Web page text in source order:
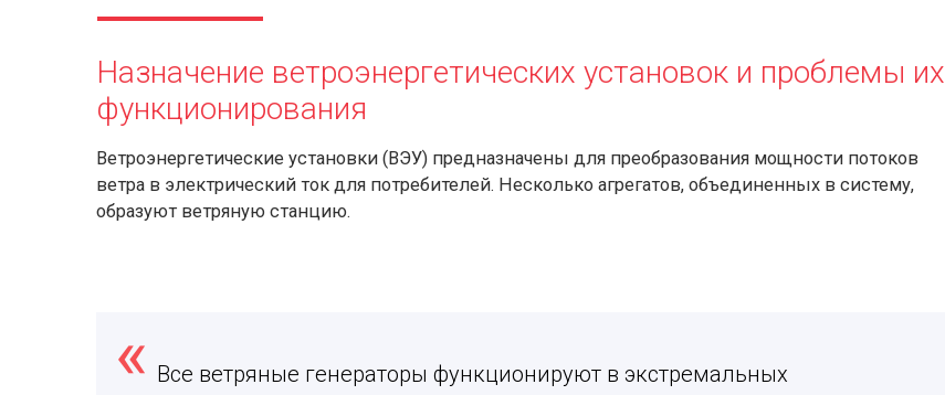
Назначение ветроэнергетических установок и проблемы их
функционирования
Ветроэнергетические установки (ВЭУ) предназначены для преобразования мощности потоков
ветра в электрический ток для потребителей. Несколько агрегатов, объединенных в систему,
образуют ветряную станцию.
Все ветряные генераторы функционируют в экстремальных